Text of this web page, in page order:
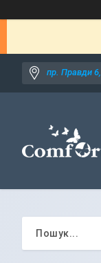
пр. Правди 6,